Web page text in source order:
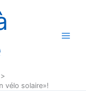
vélo solaire»!